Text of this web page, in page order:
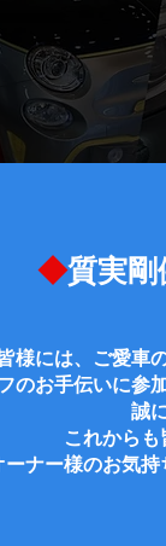
◆質実剛
様には、ご愛車
のお手伝いに参
誠
これから
ーナー様のお気持